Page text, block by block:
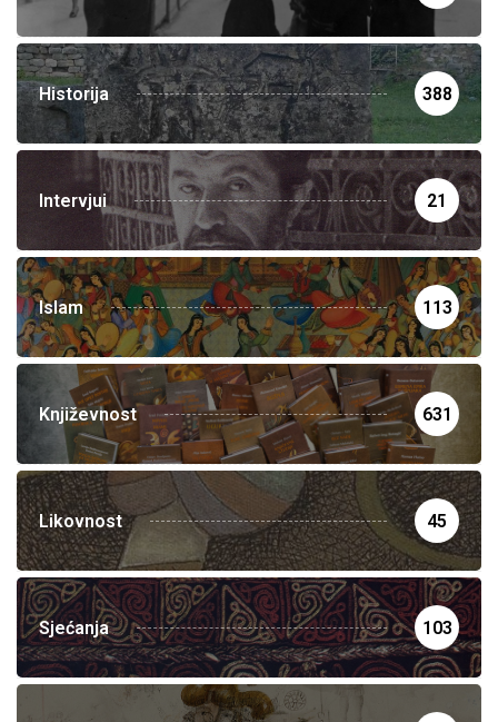
Historija 388
Intervjui 21
Islam 113
Književnost 631
Likovnost 45
Sjećanja 103